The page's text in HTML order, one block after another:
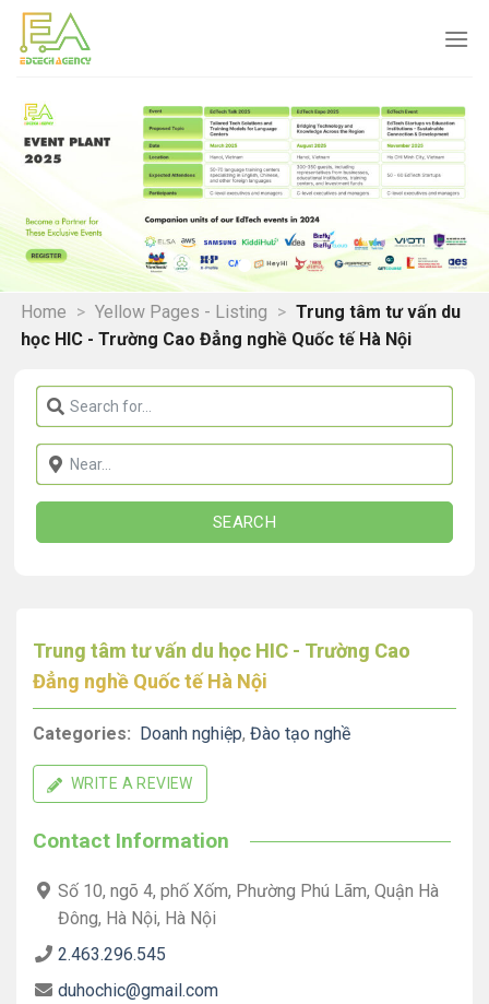
Skip
content
Home > Yellow Pages - Listing > Trung tâm tư vấn du
học HIC - Trường Cao Đẳng nghề Quốc tế Hà Nội
SEARCH
Trung tâm tư vấn du học HIC - Trường Cao
Đẳng nghề Quốc tế Hà Nội
Categories: Doanh nghiệp, Đào tạo nghề
WRITE A REVIEW
Contact Information
Số 10, ngõ 4, phố Xốm, Phường Phú Lãm, Quận Hà
Đông, Hà Nội, Hà Nội
2.463.296.545
duhochic@gmail.com